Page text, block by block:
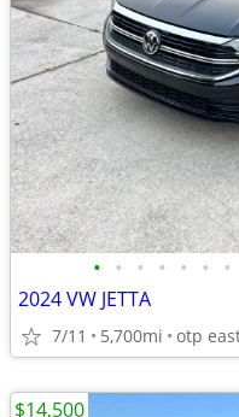
• • • • • • •
2024 VW JETTA
7/11 5,700mi otp
$14,500